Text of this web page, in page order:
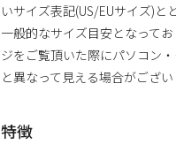
いサイズ表記(US/EUサイズ)
一般的なサイズ目安となって
ジをご覧頂いた際にパソコン
と異なって見える場合がござ
特徴